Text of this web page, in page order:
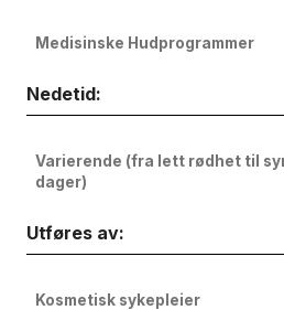
Medisinske Hudprogrammer
Nedetid:
Varierende (fra lett rødhet til
dager)
Utføres av:
Kosmetisk sykepleier